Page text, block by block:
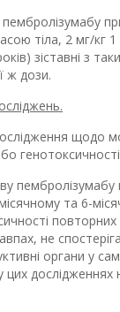
пембролізумабу
тіла, 2 мг/кг
зіставні з
ж дози.
щодо
пембролізумабу
та 6-
не
органи у
цих дослідженнях